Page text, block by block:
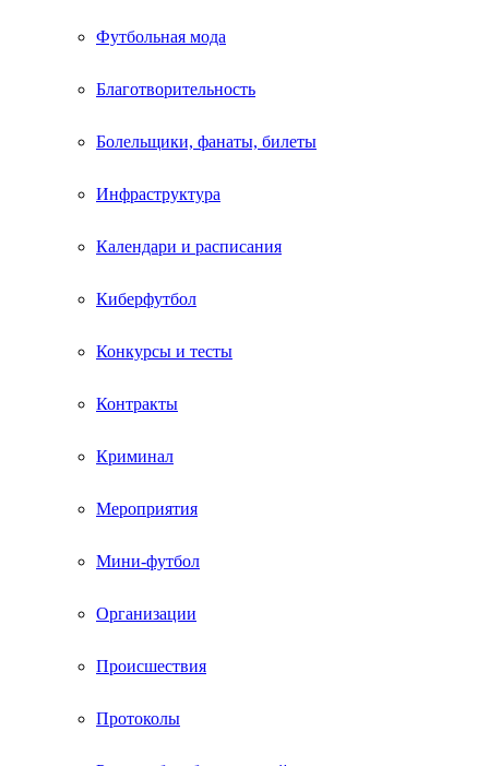
Футбольная мода
Благотворительность
Болельщики, фанаты, билеты
Инфраструктура
Календари и расписания
Киберфутбол
Конкурсы и тесты
Контракты
Криминал
Мероприятия
Мини-футбол
Организации
Происшествия
Протоколы